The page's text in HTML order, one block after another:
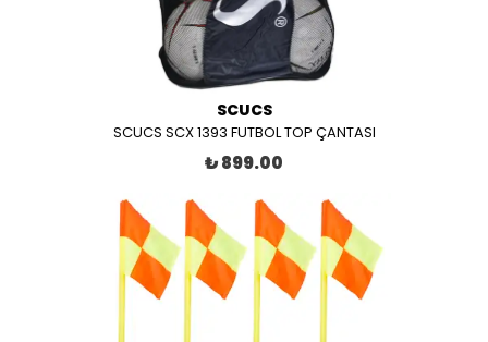
SCUCS
SCUCS SCX 1393 FUTBOL TOP ÇANTASI
₺ 899.00